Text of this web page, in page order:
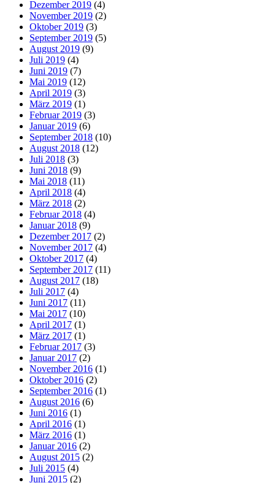
Dezember 2019 (4)
November 2019 (2)
Oktober 2019 (3)
September 2019 (5)
August 2019 (9)
Juli 2019 (4)
Juni 2019 (7)
Mai 2019 (12)
April 2019 (3)
März 2019 (1)
Februar 2019 (3)
Januar 2019 (6)
September 2018 (10)
August 2018 (12)
Juli 2018 (3)
Juni 2018 (9)
Mai 2018 (11)
April 2018 (4)
März 2018 (2)
Februar 2018 (4)
Januar 2018 (9)
Dezember 2017 (2)
November 2017 (4)
Oktober 2017 (4)
September 2017 (11)
August 2017 (18)
Juli 2017 (4)
Juni 2017 (11)
Mai 2017 (10)
April 2017 (1)
März 2017 (1)
Februar 2017 (3)
Januar 2017 (2)
November 2016 (1)
Oktober 2016 (2)
September 2016 (1)
August 2016 (6)
Juni 2016 (1)
April 2016 (1)
März 2016 (1)
Januar 2016 (2)
August 2015 (2)
Juli 2015 (4)
Juni 2015 (2)